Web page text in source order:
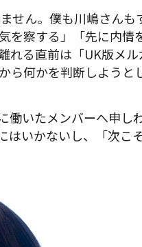
せん。僕も川嶋さんも
を察する」「先に内情
る直前は「UK版メル
何かを判断しようと
いたメンバーへ申し
いかないし、「次こ